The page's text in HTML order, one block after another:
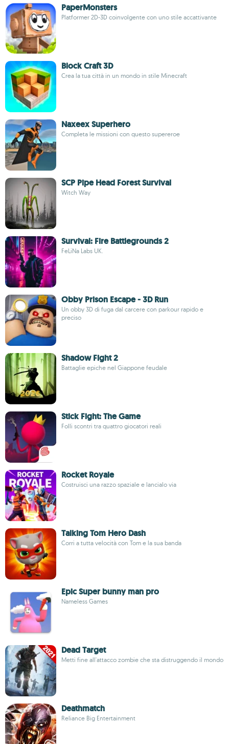
PaperMonsters
Platformer 2D-3D coinvolgente con uno stile accattivante
Block Craft 3D
Crea la tua città in un mondo in stile Minecraft
Naxeex Superhero
Completa le missioni con questo supereroe
SCP Pipe Head Forest Survival
Witch Way
Survival: Fire Battlegrounds 2
FeLiNa Labs UK.
Obby Prison Escape - 3D Run
Un obby 3D di fuga dal carcere con parkour rapido e
preciso
Shadow Fight 2
Battaglie epiche nel Giappone feudale
Stick Fight: The Game
Folli scontri tra quattro giocatori reali
Rocket Royale
Costruisci una razzo spaziale e lancialo via
Talking Tom Hero Dash
Corri a tutta velocità con Tom e la sua banda
Epic Super bunny man pro
Nameless Games
Dead Target
Metti fine all'attacco zombie che sta distruggendo il mondo
Deathmatch
Reliance Big Entertainment